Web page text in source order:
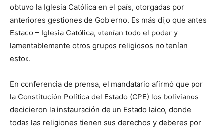
obtuvo la Iglesia Católica en el país, otorgadas por
anteriores gestiones de Gobierno. Es más dijo que antes
Estado – Iglesia Católica, «tenían todo el poder y
lamentablemente otros grupos religiosos no tenían
esto».
En conferencia de prensa, el mandatario afirmó que por
la Constitución Política del Estado (CPE) los bolivianos
decidieron la instauración de un Estado laico, donde
todas las religiones tienen sus derechos y deberes por